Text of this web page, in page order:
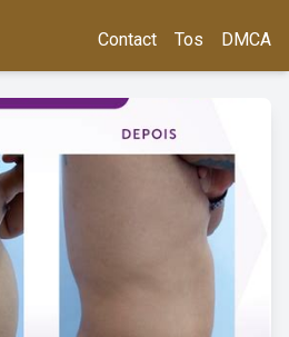
Contact Tos DMCA